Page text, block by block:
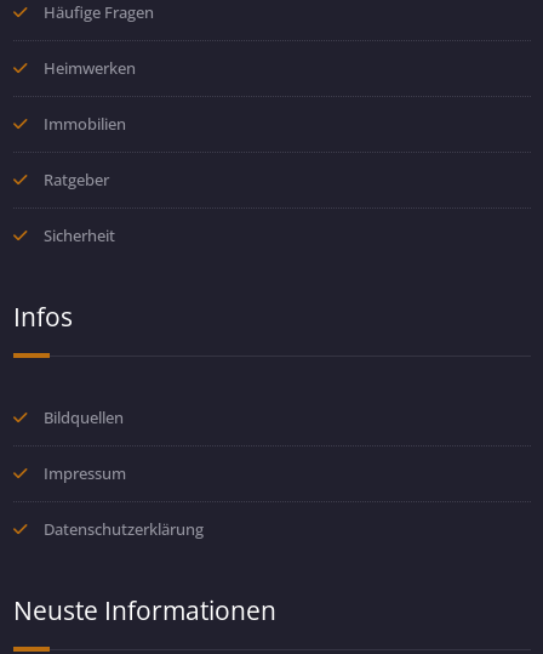
Häufige Fragen
Heimwerken
Immobilien
Ratgeber
Sicherheit
Infos
Bildquellen
Impressum
Datenschutzerklärung
Neuste Informationen